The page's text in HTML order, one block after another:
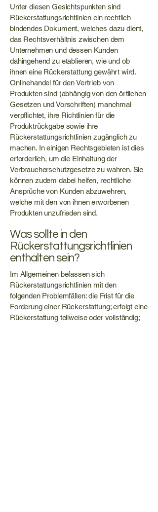
Unter diesen Gesichtspunkten sind
Rückerstattungsrichtlinien ein rechtlich
bindendes Dokument, welches dazu dient,
das Rechtsverhältnis zwischen dem
Unternehmen und dessen Kunden
dahingehend zu etablieren, wie und ob
ihnen eine Rückerstattung gewährt wird.
Onlinehandel für den Vertrieb von
Produkten sind (abhängig von den örtlichen
Gesetzen und Vorschriften) manchmal
verpflichtet, ihre Richtlinien für die
Produktrückgabe sowie ihre
Rückerstattungsrichtlinien zugänglich zu
machen. In einigen Rechtsgebieten ist dies
erforderlich, um die Einhaltung der
Verbraucherschutzgesetze zu wahren. Sie
können zudem dabei helfen, rechtliche
Ansprüche von Kunden abzuwehren,
welche mit den von ihnen erworbenen
Produkten unzufrieden sind.
Was sollte in den
Rückerstattungsrichtlinien
enthalten sein?
Im Allgemeinen befassen sich
Rückerstattungsrichtlinien mit den
folgenden Problemfällen: die Frist für die
Forderung einer Rückerstattung; erfolgt eine
Rückerstattung teilweise oder vollständig;